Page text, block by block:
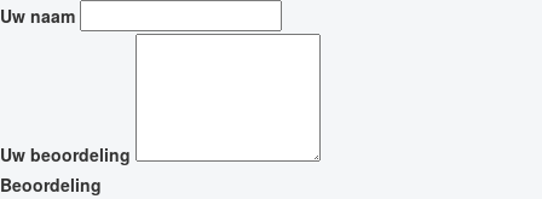
Uw naam
Uw beoordeling
Beoordeling